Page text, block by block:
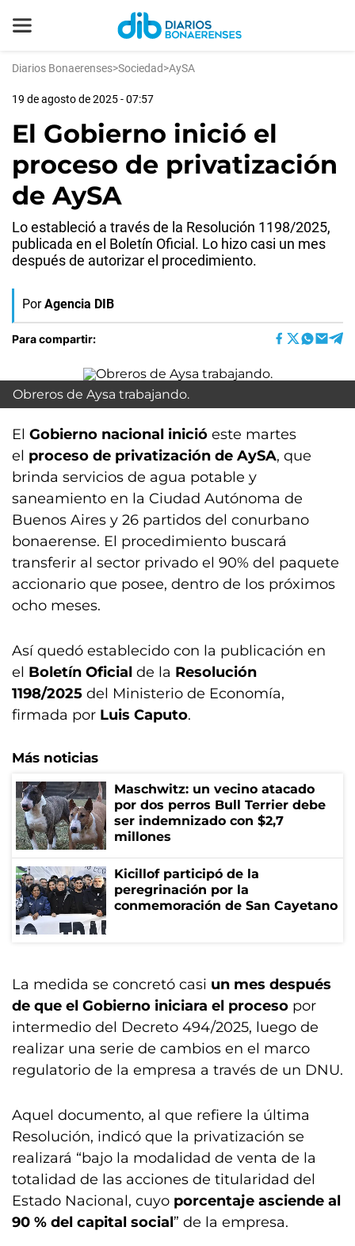
Diarios Bonaerenses>Sociedad>AySA
19 de agosto de 2025 - 07:57
El Gobierno inició el
proceso de privatización
de AySA
Lo estableció a través de la Resolución 1198/2025,
publicada en el Boletín Oficial. Lo hizo casi un mes
después de autorizar el procedimiento.
Por Agencia DIB
Para compartir:
Obreros de Aysa trabajando.
El Gobierno nacional inició este martes
el proceso de privatización de AySA, que
brinda servicios de agua potable y
saneamiento en la Ciudad Autónoma de
Buenos Aires y 26 partidos del conurbano
bonaerense. El procedimiento buscará
transferir al sector privado el 90% del paquete
accionario que posee, dentro de los próximos
ocho meses.
Así quedó establecido con la publicación en
el Boletín Oficial de la Resolución
1198/2025 del Ministerio de Economía,
firmada por Luis Caputo.
Más noticias
Maschwitz: un vecino atacado
por dos perros Bull Terrier debe
ser indemnizado con $2,7
millones
Kicillof participó de la
peregrinación por la
conmemoración de San Cayetano
La medida se concretó casi un mes después
de que el Gobierno iniciara el proceso por
intermedio del Decreto 494/2025, luego de
realizar una serie de cambios en el marco
regulatorio de la empresa a través de un DNU.
Aquel documento, al que refiere la última
Resolución, indicó que la privatización se
realizará “bajo la modalidad de venta de la
totalidad de las acciones de titularidad del
Estado Nacional, cuyo porcentaje asciende al
90 % del capital social” de la empresa.